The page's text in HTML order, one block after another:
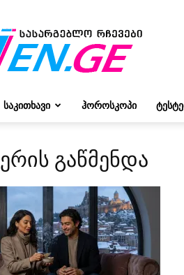
ვივიენისგან
ᲡᲐᲙᲘᲗᲮᲐᲕᲘ ᲰᲝᲠᲝᲡᲙᲝᲞᲘ
გაწმენდა